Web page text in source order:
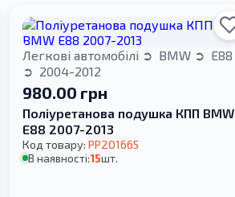
Легкові автомобілі BMW
E88
2004-2012
980.00 грн
Поліуретанова подушка КПП BMW
E88 2007-2013
Код товару:PP201665
В наявності:15шт.